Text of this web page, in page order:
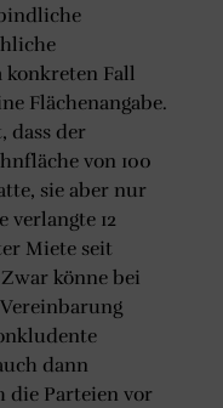
konkreten Fall
Flächenangabe.
dass der
von 100
sie aber nur
verlangte 12
Miete seit
könne bei
dann
die Parteien vor